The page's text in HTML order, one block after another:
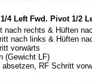
4 Left Fwd. Pivot 1/2
rechts & Hüften
nach links & Hüften
vorwärts
(Gewicht LF)
RF Schritt